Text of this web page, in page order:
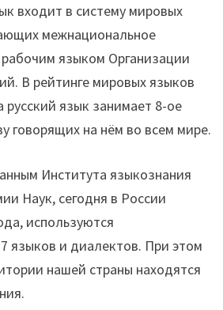
входит в систему мировых
межнациональное
языком Организации
В рейтинге мировых языков
русский язык занимает 8-ое
говорящих на нём во всем мире.
Института языкознания
Наук, сегодня в России
используются
языков и диалектов. При этом
нашей страны находятся